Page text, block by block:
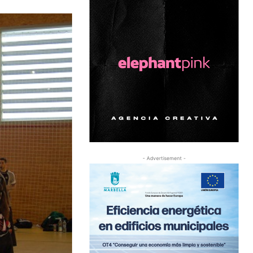
- Advertisement -